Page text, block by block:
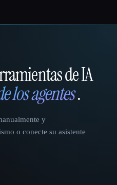
de IA
los agentes.
y
o conecte su asistente